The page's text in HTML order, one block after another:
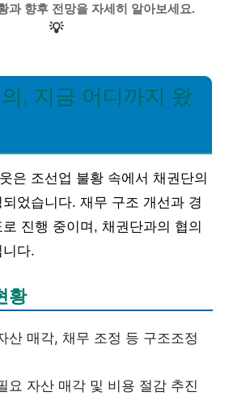
과 향후 전망을 자세히 알아보세요.
💡
, 지금 어디까지 왔
은 조선업 불황 속에서 채권단의
었습니다. 재무 구조 개선과 경
진행 중이며, 채권단과의 협의
다.
황
산 매각, 채무 조정 등 구조조정
요 자산 매각 및 비용 절감 추진